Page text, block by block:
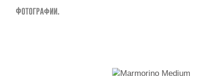
Фотографии.